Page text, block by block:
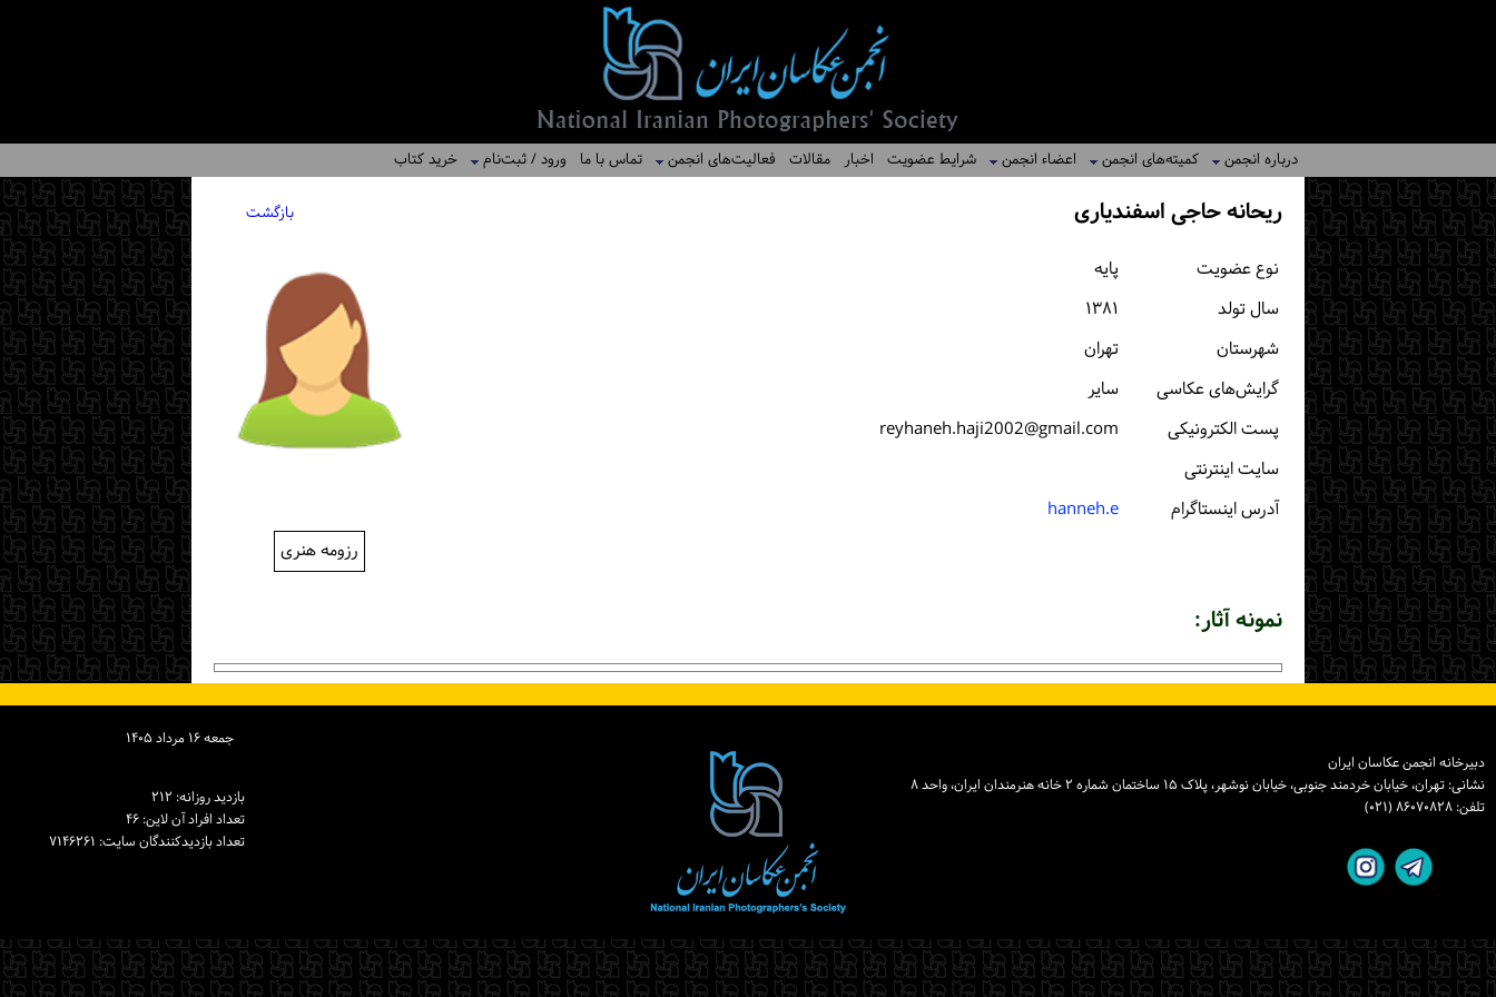
درباره انجمن کمیته‌های انجمن اعضاء انجمن شرایط عضویت اخبار مقالات فعالیت‌های انجمن تماس با ما ورود / ثبت‌نام خرید کتاب
ریحانه حاجی اسفندیاری بازگشت
رزومه هنری
نوع عضویت
پایه
سال تولد
۱۳۸۱
شهرستان
تهران
گرایش‌های عکاسی
سایر
پست الكترونیكی
reyhaneh.haji2002@gmail.com
سایت اینترنتی
آدرس اینستاگرام
hanneh.e
نمونه آثار:
جمعه ۱۶ مرداد ۱۴۰۵
بازدید روزانه: ۲۱۲
تعداد افراد آن لاین: ۴۶
تعداد بازدیدكنندگان سایت: ۷۱۴۶۲۶۱
دبیرخانه انجمن عکاسان ایران
نشانی: تهران، خیابان خردمند جنوبی، خیابان نوشهر، پلاک ۱۵ ساختمان شماره ۲ خانه هنرمندان ایران، واحد ۸
تلفن: ۸۶۰۷۰۸۲۸ (۰۲۱)